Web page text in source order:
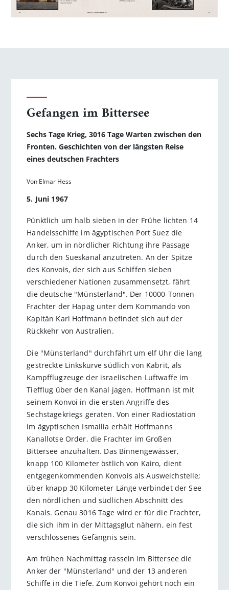
Gefangen im Bittersee
Sechs Tage Krieg, 3016 Tage Warten zwischen den
Fronten. Geschichten von der längsten Reise
eines deutschen Frachters
Von Elmar Hess
5. Juni 1967
Pünktlich um halb sieben in der Frühe lichten 14
Handelsschiffe im ägyptischen Port Suez die
Anker, um in nördlicher Richtung ihre Passage
durch den Sueskanal anzutreten. An der Spitze
des Konvois, der sich aus Schiffen sieben
verschiedener Nationen zusammensetzt, fährt
die deutsche "Münsterland". Der 10000-Tonnen-
Frachter der Hapag unter dem Kommando von
Kapitän Karl Hoffmann befindet sich auf der
Rückkehr von Australien.
Die "Münsterland" durchfährt um elf Uhr die lang
gestreckte Linkskurve südlich von Kabrit, als
Kampfflugzeuge der israelischen Luftwaffe im
Tiefflug über den Kanal jagen. Hoffmann ist mit
seinem Konvoi in die ersten Angriffe des
Sechstagekriegs geraten. Von einer Radiostation
im ägyptischen Ismailia erhält Hoffmanns
Kanallotse Order, die Frachter im Großen
Bittersee anzuhalten. Das Binnengewässer,
knapp 100 Kilometer östlich von Kairo, dient
entgegenkommenden Konvois als Ausweichstelle;
über knapp 30 Kilometer Länge verbindet der See
den nördlichen und südlichen Abschnitt des
Kanals. Genau 3016 Tage wird er für die Frachter,
die sich ihm in der Mittagsglut nähern, ein fest
verschlossenes Gefängnis sein.
Am frühen Nachmittag rasseln im Bittersee die
Anker der "Münsterland" und der 13 anderen
Schiffe in die Tiefe. Zum Konvoi gehört noch ein